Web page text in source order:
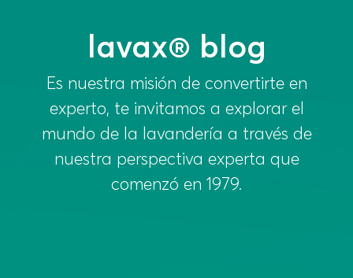
lavax® blog
Es nuestra misión de convertirte en
experto, te invitamos a explorar el
mundo de la lavandería a través de
nuestra perspectiva experta que
comenzó en 1979.